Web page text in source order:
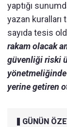
yaptığı
yazan
sayıda tesis
rakam olacak
güvenliği riski
yönetmeliğinde
yerine getiren
GÜNÜN